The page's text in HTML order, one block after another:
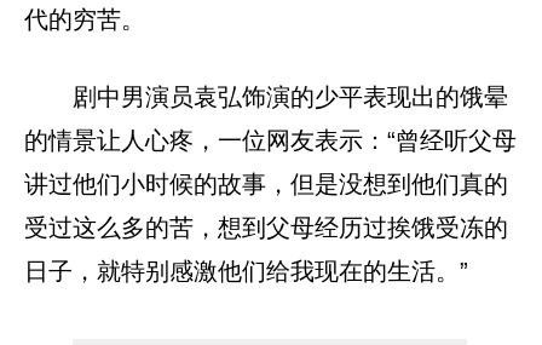
代的穷苦。
剧中男演员袁弘饰演的少平表现出的饿晕
的情景让人心疼，一位网友表示：“曾经听父母
讲过他们小时候的故事，但是没想到他们真的
受过这么多的苦，想到父母经历过挨饿受冻的
日子，就特别感激他们给我现在的生活。”